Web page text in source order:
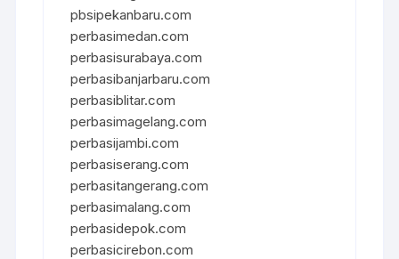
pbsipekanbaru.com
perbasimedan.com
perbasisurabaya.com
perbasibanjarbaru.com
perbasiblitar.com
perbasimagelang.com
perbasijambi.com
perbasiserang.com
perbasitangerang.com
perbasimalang.com
perbasidepok.com
perbasicirebon.com